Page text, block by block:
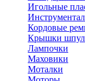
Игольные
Кордовые
Крышки
Лампочки
Маховики
Моталки